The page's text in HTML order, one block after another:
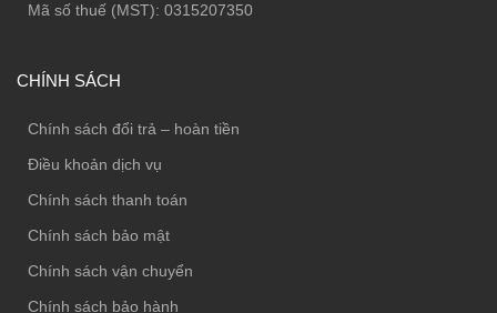
Mã số thuế (MST): 0315207350
CHÍNH SÁCH
Chính sách đổi trả – hoàn tiền
Điều khoản dịch vụ
Chính sách thanh toán
Chính sách bảo mật
Chính sách vận chuyển
Chính sách bảo hành